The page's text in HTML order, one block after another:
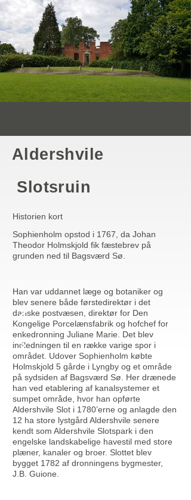
Aldershvile
Slotsruin
Historien kort
Sophienholm opstod i 1767, da Johan
Theodor Holmskjold fik fæstebrev på
grunden ned til Bagsværd Sø.
Han var uddannet læge og botaniker og
blev senere både førstedirektør i det
danske postvæsen, direktør for Den
Kongelige Porcelænsfabrik og hofchef for
enkedronning Juliane Marie. Det blev
indledningen til en række varige spor i
området. Udover Sophienholm købte
Holmskjold 5 gårde i Lyngby og et område
på sydsiden af Bagsværd Sø. Her drænede
han ved etablering af kanalsystemer et
sumpet område, hvor han opførte
Aldershvile Slot i 1780’erne og anlagde den
12 ha store lystgård Aldershvile senere
kendt som Aldershvile Slotspark i den
engelske landskabelige havestil med store
plæner, kanaler og broer. Slottet blev
bygget 1782 af dronningens bygmester,
J.B. Guione.